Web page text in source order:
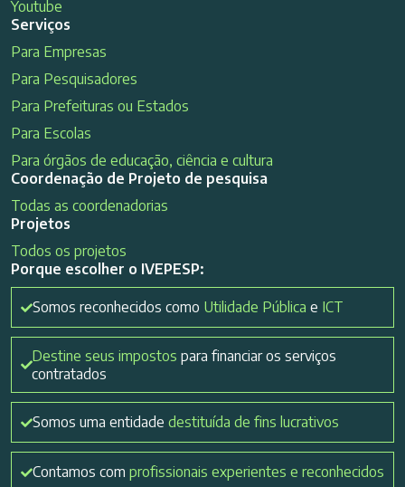
Youtube
Serviços
Para Empresas
Para Pesquisadores
Para Prefeituras ou Estados
Para Escolas
Para órgãos de educação, ciência e cultura
Coordenação de Projeto de pesquisa
Todas as coordenadorias
Projetos
Todos os projetos
Porque escolher o IVEPESP:
Somos reconhecidos como Utilidade Pública e ICT
Destine seus impostos para financiar os serviços
contratados
Somos uma entidade destituída de fins lucrativos
Contamos com profissionais experientes e reconhecidos